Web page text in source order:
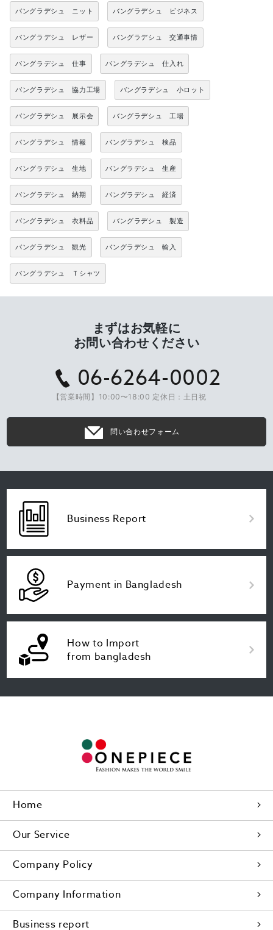
バングラデシュ ニット バングラデシュ ビジネス
バングラデシュ レザー バングラデシュ 交通事情
バングラデシュ 仕事 バングラデシュ 仕入れ
バングラデシュ 協力工場 バングラデシュ 小ロット
バングラデシュ 展示会 バングラデシュ 工場
バングラデシュ 情報 バングラデシュ 検品
バングラデシュ 生地 バングラデシュ 生産
バングラデシュ 納期 バングラデシュ 経済
バングラデシュ 衣料品 バングラデシュ 製造
バングラデシュ 観光 バングラデシュ 輸入
バングラデシュ Ｔシャツ
まずはお気軽に
お問い合わせください
06-6264-0002
【営業時間】10:00〜18:00 定休日：土日祝
問い合わせフォーム
Business Report
Payment in Bangladesh
How to Import
from bangladesh
Home
Our Service
Company Policy
Company Information
Business report